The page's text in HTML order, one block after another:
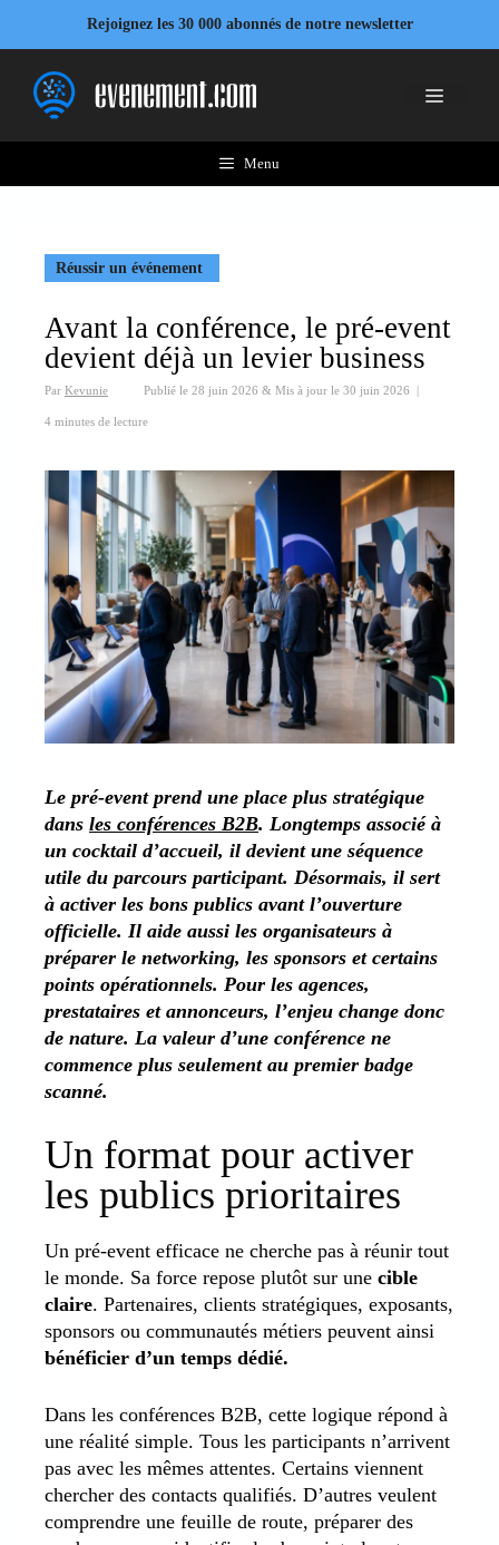
contenu
Rejoignez les 30 000 abonnés de notre newsletter
Menu
Menu
Réussir un événement
Avant la conférence, le pré-event
devient déjà un levier business
Par Kevunie Publié le 28 juin 2026 & Mis à jour le 30 juin 2026 |
4 minutes de lecture
Le pré-event prend une place plus stratégique
dans les conférences B2B. Longtemps associé à
un cocktail d’accueil, il devient une séquence
utile du parcours participant. Désormais, il sert
à activer les bons publics avant l’ouverture
officielle. Il aide aussi les organisateurs à
préparer le networking, les sponsors et certains
points opérationnels. Pour les agences,
prestataires et annonceurs, l’enjeu change donc
de nature. La valeur d’une conférence ne
commence plus seulement au premier badge
scanné.
Un format pour activer
les publics prioritaires
Un pré-event efficace ne cherche pas à réunir tout
le monde. Sa force repose plutôt sur une cible
claire. Partenaires, clients stratégiques, exposants,
sponsors ou communautés métiers peuvent ainsi
bénéficier d’un temps dédié.
Dans les conférences B2B, cette logique répond à
une réalité simple. Tous les participants n’arrivent
pas avec les mêmes attentes. Certains viennent
chercher des contacts qualifiés. D’autres veulent
comprendre une feuille de route, préparer des